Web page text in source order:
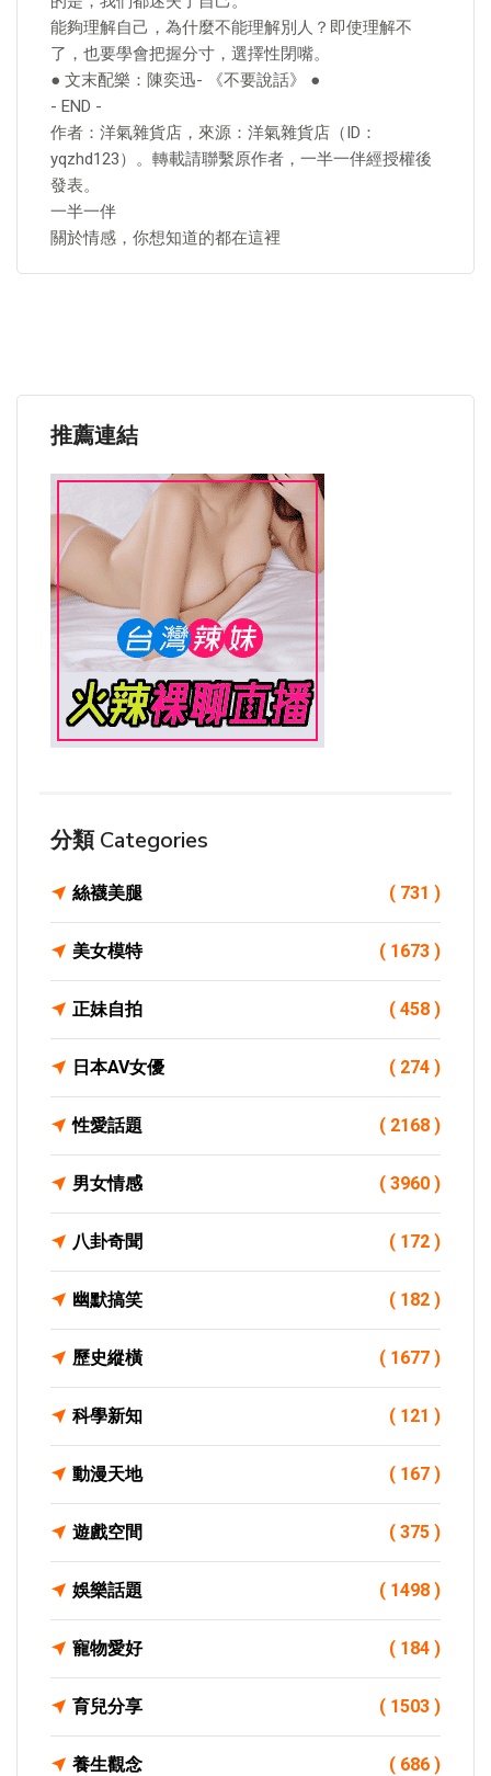
能夠理解自己，為什麼不能理解別人？即使理解不
了，也要學會把握分寸，選擇性閉嘴。
● 文末配樂：陳奕迅- 《不要說話》 ●
- END -
作者：洋氣雜貨店，來源：洋氣雜貨店（ID：
yqzhd123）。轉載請聯繫原作者，一半一伴經授權後
發表。
一半一伴
關於情感，你想知道的都在這裡
推薦連結
分類 Categories
絲襪美腿 ( 731 )
美女模特 ( 1673 )
正妹自拍 ( 458 )
日本AV女優 ( 274 )
性愛話題 ( 2168 )
男女情感 ( 3960 )
八卦奇聞 ( 172 )
幽默搞笑 ( 182 )
歷史縱橫 ( 1677 )
科學新知 ( 121 )
動漫天地 ( 167 )
遊戲空間 ( 375 )
娛樂話題 ( 1498 )
寵物愛好 ( 184 )
育兒分享 ( 1503 )
養生觀念 ( 686 )